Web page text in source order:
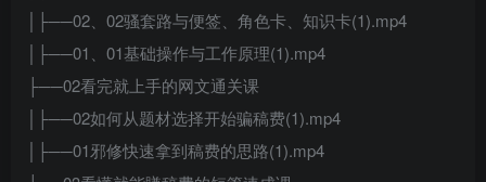
│├──02、02骚套路与便签、角色卡、知识卡(1).mp4
│├──01、01基础操作与工作原理(1).mp4
├──02看完就上手的网文通关课
│├──02如何从题材选择开始骗稿费(1).mp4
│├──01邪修快速拿到稿费的思路(1).mp4